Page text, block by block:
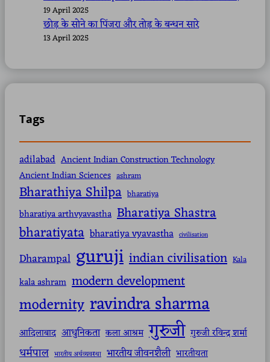
19 April 2025
छोड़ के सोने का पिंजरा और तोड़ के बन्धन सारे
13 April 2025
Tags
adilabad Ancient Indian Construction Technology
Ancient Indian Sciences ashram
Bharathiya Shilpa bharatiya
bharatiya arthvyavastha Bharatiya Shastra
bharatiyata bharatiya vyavastha civilisation
Dharampal guruji indian civilisation Kala
kala ashram modern development
modernity ravindra sharma
आदिलाबाद आधुनिकता कला आश्रम गुरुजी गुरुजी रविन्द्र शर्मा
धर्मपाल भारतीय अर्थव्यवस्था भारतीय जीवनशैली भारतीयता